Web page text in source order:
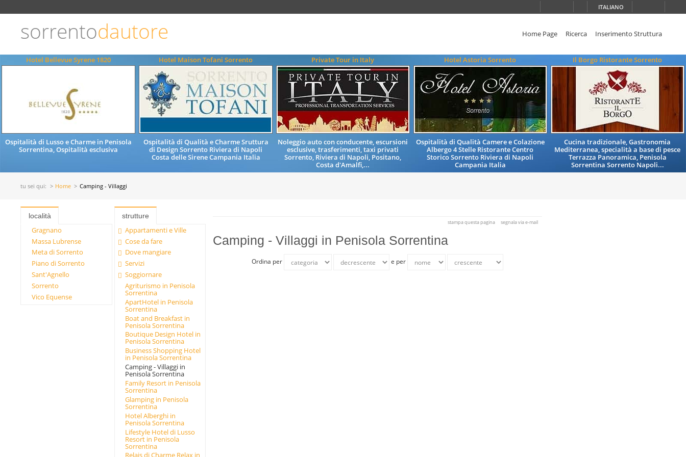
ITALIANO
sorrentodautore Home Page Ricerca Inserimento Struttura
Hotel Bellevue Syrene 1820
Ospitalità di Lusso e Charme in Penisola
Sorrentina, Ospitalità esclusiva
Hotel Maison Tofani Sorrento
Ospitalità di Qualità e Charme Sruttura
di Design Sorrento Riviera di Napoli
Costa delle Sirene Campania Italia
Private Tour in Italy
Noleggio auto con conducente, escursioni
esclusive, trasferimenti, taxi privati
Sorrento, Riviera di Napoli, Positano,
Costa d'Amalfi,...
Hotel Astoria Sorrento
Ospitalità di Qualità Camere e Colazione
Albergo 4 Stelle Ristorante Centro
Storico Sorrento Riviera di Napoli
Campania Italia
Il Borgo Ristorante Sorrento
Cucina tradizionale, Gastronomia
Mediterranea, specialità a base di pesce
Terrazza Panoramica, Penisola
Sorrentina Sorrento Napoli...
tu sei qui: Home Camping - Villaggi
località
Gragnano
Massa Lubrense
Meta di Sorrento
Piano di Sorrento
Sant'Agnello
Sorrento
Vico Equense
strutture
Appartamenti e Ville
Cose da fare
Dove mangiare
Servizi
Soggiornare
Agriturismo in Penisola
Sorrentina
ApartHotel in Penisola
Sorrentina
Boat and Breakfast in
Penisola Sorrentina
Boutique Design Hotel in
Penisola Sorrentina
Business Shopping Hotel
in Penisola Sorrentina
Camping - Villaggi in
Penisola Sorrentina
Family Resort in Penisola
Sorrentina
Glamping in Penisola
Sorrentina
Hotel Alberghi in
Penisola Sorrentina
Lifestyle Hotel di Lusso
Resort in Penisola
Sorrentina
Relais di Charme Relax in
stampa questa pagina segnala via e-mail
Camping - Villaggi in Penisola Sorrentina
Ordina per e per
lingua
ITALIANO
ENGLISH